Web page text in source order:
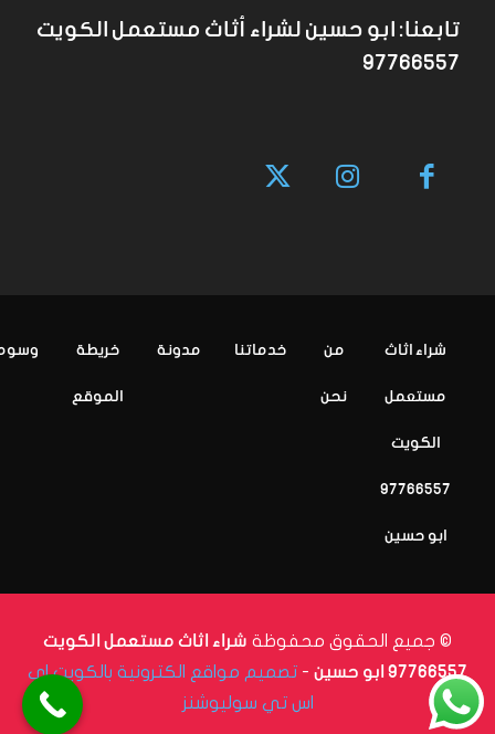
تابعنا: ابو حسين لشراء أثاث مستعمل الكويت
97766557
شراء اثاث
مستعمل
الكويت
97766557
ابو حسين
من
نحن
خدماتنا مدونة خريطة
الموقع
© جميع الحقوق محفوظة شراء اثاث مستعمل الكويت
97766557 ابو حسين
- تصميم مواقع الكترونية بالكويت اي
اس تي سوليوشنز